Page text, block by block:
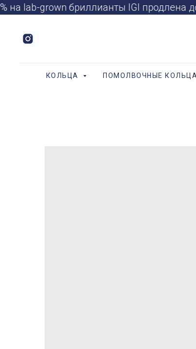
на lab-grown бриллианты IGI
КОЛЬЦА ПОМОЛВОЧНЫЕ КОЛЬЦА